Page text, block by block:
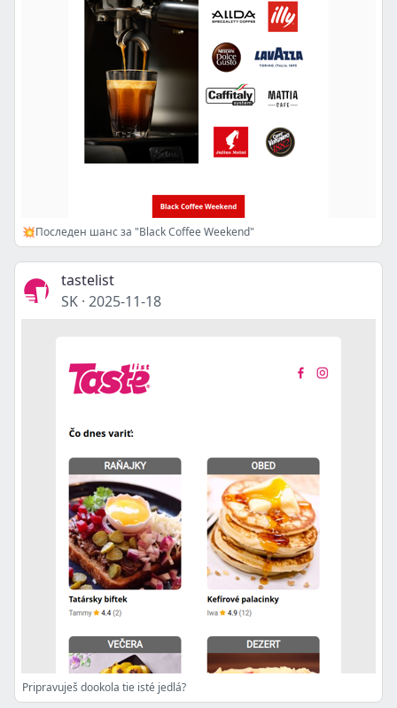
💥Последен шанс за "Black Coffee Weekend"
tastelist
SK · 2025-11-18
Pripravuješ dookola tie isté jedlá?